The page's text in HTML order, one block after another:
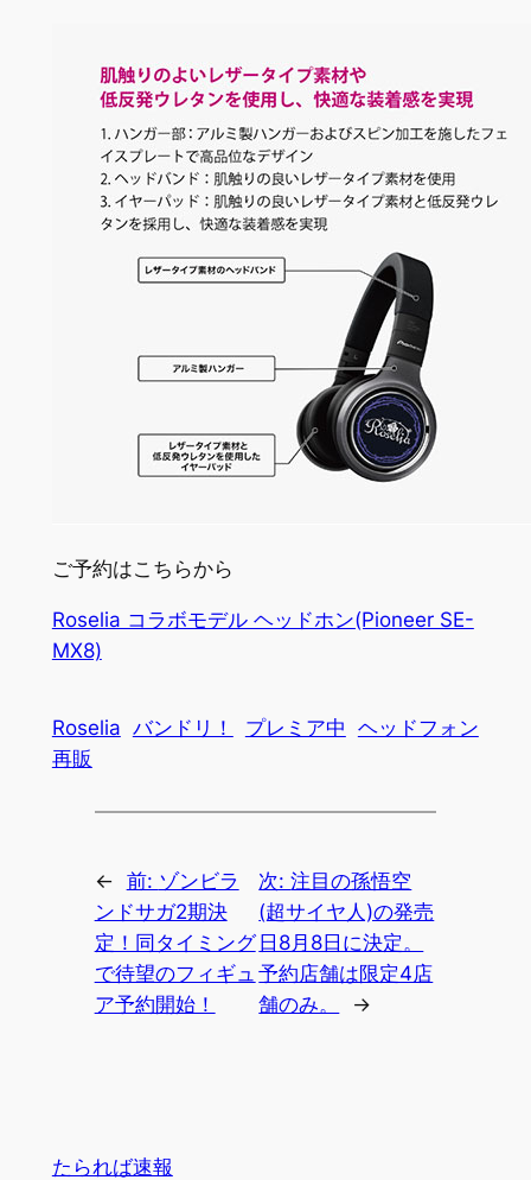
ご予約はこちらから
Roselia コラボモデル ヘッドホン(Pioneer SE-
MX8)
Roselia バンドリ！ プレミア中 ヘッドフォン
再販
← 前: ゾンビラ
ンドサガ2期決
定！同タイミング
で待望のフィギュ
ア予約開始！
次:注目の孫悟空
(超サイヤ人)の発売
日8月8日に決定。
予約店舗は限定4店
舗のみ。
→
たられば速報